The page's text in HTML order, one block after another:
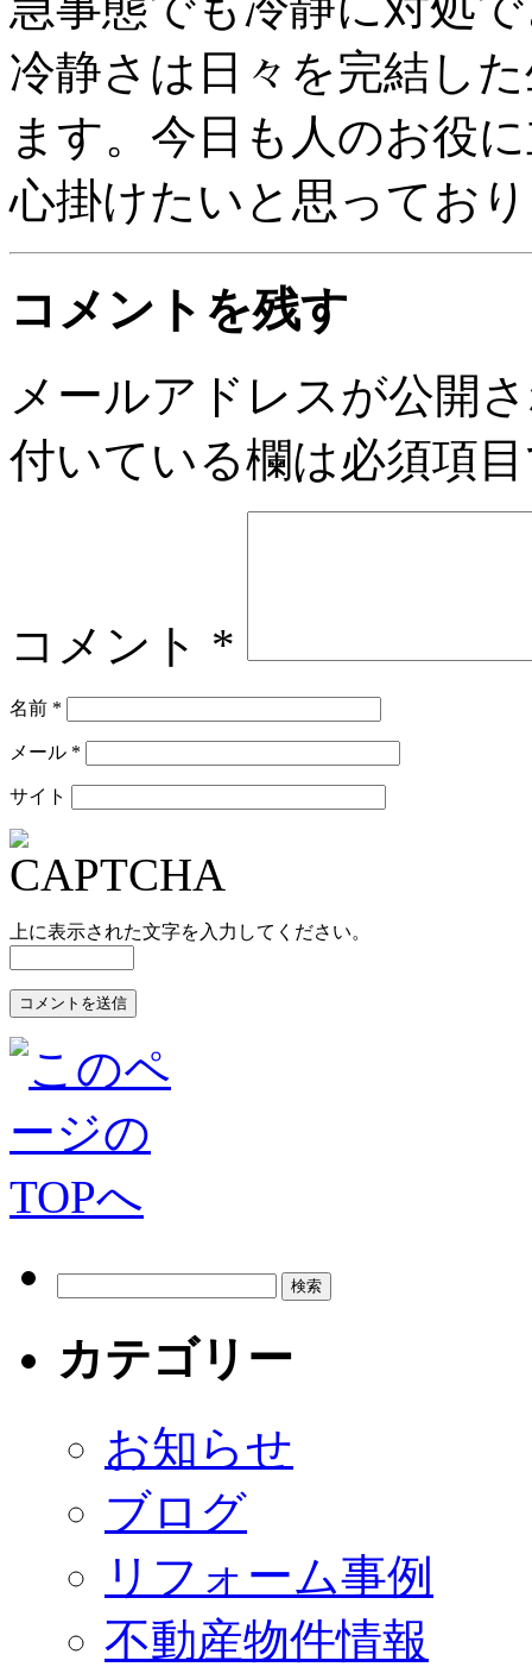
冷静さは日々を完結し
ます。今日も人のお役
心掛けたいと思ってお
コメントを残す
メールアドレスが公開
付いている欄は必須項
コメント *
名前 *
メール *
サイト
上に表示された文字を入力してください。
カテゴリー
お知らせ
ブログ
リフォーム事例
不動産物件情報